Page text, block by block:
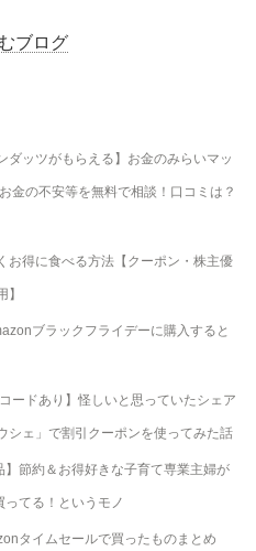
ブログ
ダッツがもらえる】お金のみらいマッ
金の不安等を無料で相談！口コミは？
お得に食べる方法【クーポン・株主優
】
ブラックフライデーに購入すると
ードあり】怪しいと思っていたシェア
シェ」で割引クーポンを使ってみた話
】節約＆お得好きな子育て専業主婦が
ってる！というモノ
タイムセールで買ったものまとめ